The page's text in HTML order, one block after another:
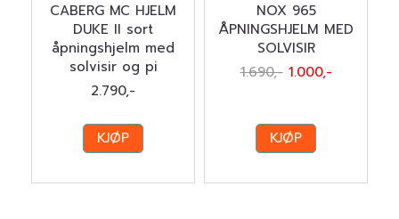
CABERG MC HJELM
DUKE II sort
åpningshjelm med
solvisir og pi
2.790,-
KJØP
NOX 965
ÅPNINGSHJELM MED
SOLVISIR
1.690,- 1.000,-
KJØP